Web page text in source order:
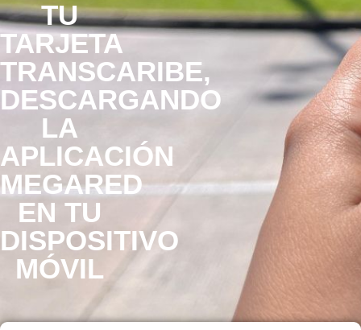
TU
TARJETA
TRANSCARIBE,
DESCARGANDO
LA
APLICACIÓN
MEGARED
EN TU
DISPOSITIVO
MÓVIL